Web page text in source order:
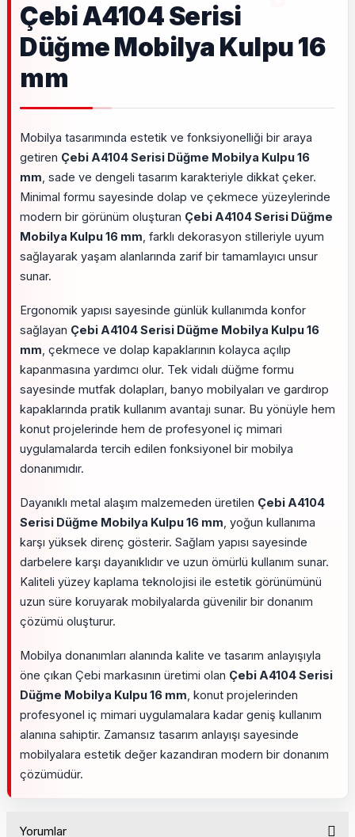
Çebi A4104 Serisi
Düğme Mobilya Kulpu 16
mm
Mobilya tasarımında estetik ve fonksiyonelliği bir araya
getiren Çebi A4104 Serisi Düğme Mobilya Kulpu 16
mm , sade ve dengeli tasarım karakteriyle dikkat çeker.
Minimal formu sayesinde dolap ve çekmece yüzeylerinde
modern bir görünüm oluşturan Çebi A4104 Serisi Düğme
Mobilya Kulpu 16 mm , farklı dekorasyon stilleriyle uyum
sağlayarak yaşam alanlarında zarif bir tamamlayıcı unsur
sunar.
Ergonomik yapısı sayesinde günlük kullanımda konfor
sağlayan Çebi A4104 Serisi Düğme Mobilya Kulpu 16
mm , çekmece ve dolap kapaklarının kolayca açılıp
kapanmasına yardımcı olur. Tek vidalı düğme formu
sayesinde mutfak dolapları, banyo mobilyaları ve gardırop
kapaklarında pratik kullanım avantajı sunar. Bu yönüyle hem
konut projelerinde hem de profesyonel iç mimari
uygulamalarda tercih edilen fonksiyonel bir mobilya
donanımıdır.
Dayanıklı metal alaşım malzemeden üretilen Çebi A4104
Serisi Düğme Mobilya Kulpu 16 mm , yoğun kullanıma
karşı yüksek direnç gösterir. Sağlam yapısı sayesinde
darbelere karşı dayanıklıdır ve uzun ömürlü kullanım sunar.
Kaliteli yüzey kaplama teknolojisi ile estetik görünümünü
uzun süre koruyarak mobilyalarda güvenilir bir donanım
çözümü oluşturur.
Mobilya donanımları alanında kalite ve tasarım anlayışıyla
öne çıkan Çebi markasının üretimi olan Çebi A4104 Serisi
Düğme Mobilya Kulpu 16 mm , konut projelerinden
profesyonel iç mimari uygulamalara kadar geniş kullanım
alanına sahiptir. Zamansız tasarım anlayışı sayesinde
mobilyalara estetik değer kazandıran modern bir donanım
çözümüdür.
Yorumlar